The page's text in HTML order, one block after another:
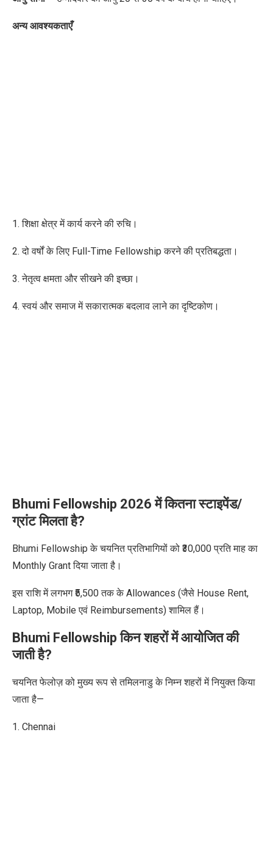
अन्य आवश्यकताएँ
1. शिक्षा क्षेत्र में कार्य करने की रुचि।
2. दो वर्षों के लिए Full-Time Fellowship करने की प्रतिबद्धता।
3. नेतृत्व क्षमता और सीखने की इच्छा।
4. स्वयं और समाज में सकारात्मक बदलाव लाने का दृष्टिकोण।
Bhumi Fellowship 2026 में कितना स्टाइपेंड/
ग्रांट मिलता है?
Bhumi Fellowship के चयनित प्रतिभागियों को ₹30,000 प्रति माह का
Monthly Grant दिया जाता है।
इस राशि में लगभग ₹5,500 तक के Allowances (जैसे House Rent,
Laptop, Mobile एवं Reimbursements) शामिल हैं।
Bhumi Fellowship किन शहरों में आयोजित की
जाती है?
चयनित फेलोज़ को मुख्य रूप से तमिलनाडु के निम्न शहरों में नियुक्त किया
जाता है—
1. Chennai